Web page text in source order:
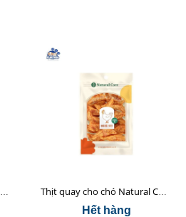
Cá Hồi Sấy Cho Chó Natural Core 45gr Thịt quay cho chó Natural Core 70g
Hết hàng